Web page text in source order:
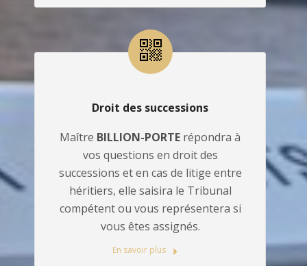
Droit des successions
Maître BILLION-PORTE répondra à
vos questions en droit des
successions et en cas de litige entre
héritiers, elle saisira le Tribunal
compétent ou vous représentera si
vous êtes assignés.
En savoir plus